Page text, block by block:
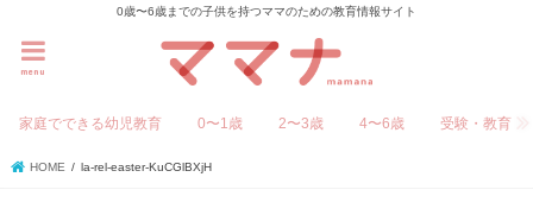
0歳〜6歳までの子供を持つママのための教育情報サイト
menu
家庭でできる幼児教育 0〜1歳 2〜3歳 4〜6歳 受験・教育
HOME la-rel-easter-KuCGlBXjH